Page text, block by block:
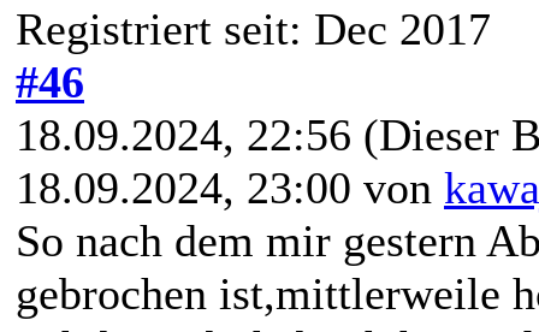
Registriert seit: Dec 2017
#46
18.09.2024, 22:56 (Dieser
18.09.2024, 23:00 von
So nach dem mir gestern
gebrochen ist,mittlerweile